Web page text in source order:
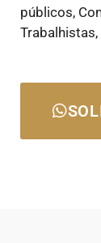
públicos,